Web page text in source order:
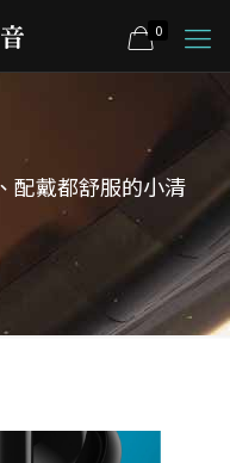
0
配戴都舒服的小清